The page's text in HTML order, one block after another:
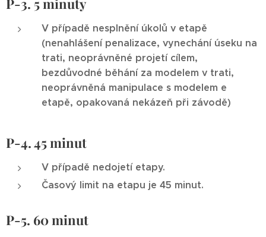
V případě nesplnění úkolů v etapě
(nenahlášení penalizace, vynechání úseku na
trati, neoprávněné projetí cílem,
bezdůvodné běhání za modelem v trati,
neoprávněná manipulace s modelem e
etapě, opakovaná nekázeň při závodě)
P-4. 45 minut
V případě nedojetí etapy.
Časový limit na etapu je 45 minut.
P-5. 60 minut